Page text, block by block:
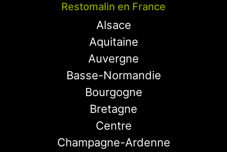
Restomalin en France
Alsace
Aquitaine
Auvergne
Basse-Normandie
Bourgogne
Bretagne
Centre
Champagne-Ardenne